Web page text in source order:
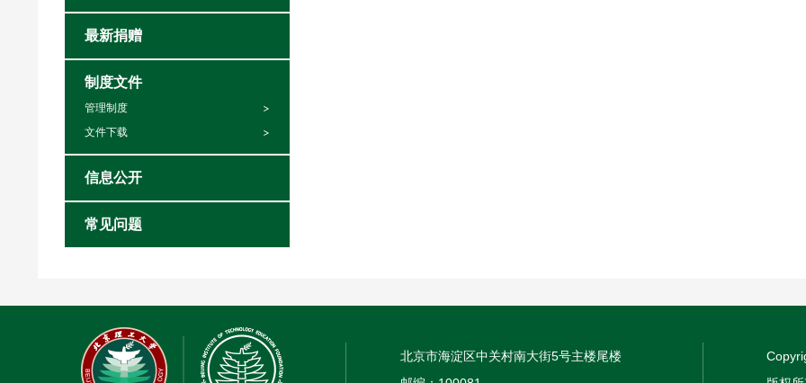
最新捐赠
制度文件
管理制度
文件下载
信息公开
常见问题
北京市海淀区中关村南大街5号主楼尾楼